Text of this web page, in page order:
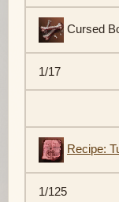
Cursed
1/17
Recipe:
1/125